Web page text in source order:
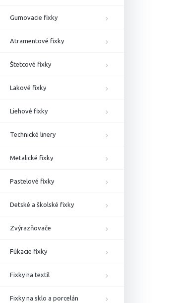
Gumovacie fixky
Atramentové fixky
Štetcové fixky
Lakové fixky
Liehové fixky
Technické linery
Metalické fixky
Pastelové fixky
Detské a školské fixky
Zvýrazňovače
Fúkacie fixky
Fixky na textil
Fixky na sklo a porcelán